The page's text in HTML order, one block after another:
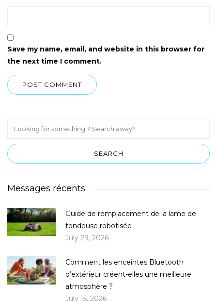
Save my name, email, and website in this browser for
the next time I comment.
Messages récents
Guide de remplacement de la lame de
tondeuse robotisée
July 29, 2026
Comment les enceintes Bluetooth
d’extérieur créent-elles une meilleure
atmosphère ?
July 15, 2026